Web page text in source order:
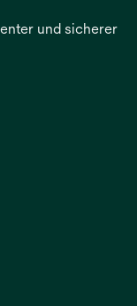
und sicherer